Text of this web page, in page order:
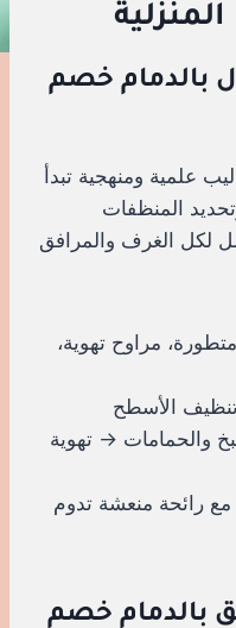
بالدمام خصم
علمية ومنهجية تبدأ
المنظفات
لكل الغرف والمرافق
مراوح تهوية،
تنظيف الأسطح
والحمامات → تهوية
رائحة منعشة تدوم
بالدمام خصم